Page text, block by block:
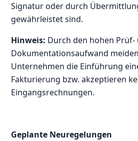
Signatur oder durch
gewährleistet sind.
Hinweis: Durch den hohen Prüf-
Dokumentationsaufwand
Unternehmen die Einführung
Fakturierung bzw. akzeptieren
Eingangsrechnungen.
Geplante Neuregelungen